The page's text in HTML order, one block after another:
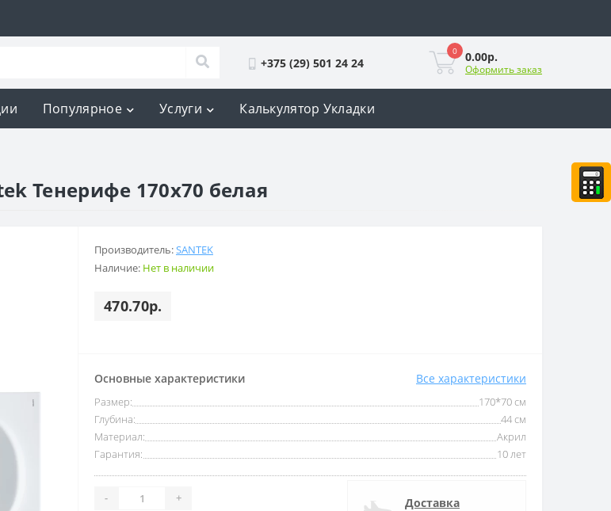
+375 (29) 501 24 24
0 0.00р.
Оформить заказ
Популярное Услуги Калькулятор Укладки
Тенерифе 170х70 белая
Производитель:SANTEK
Наличие: Нет в наличии
470.70р.
Основные характеристики Все характеристики
Размер:
170*70 см
Глубина:
44 см
Материал:
Акрил
Гарантия:
10 лет
- + Доставка